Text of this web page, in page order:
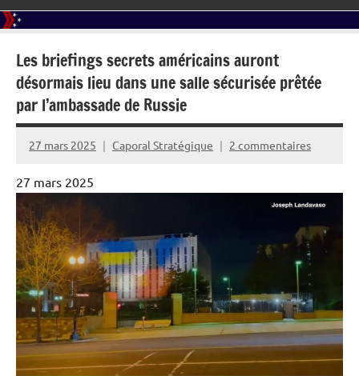
Les briefings secrets américains auront
désormais lieu dans une salle sécurisée prêtée
par l’ambassade de Russie
27 mars 2025 Caporal Stratégique 2 commentaires
27 mars 2025